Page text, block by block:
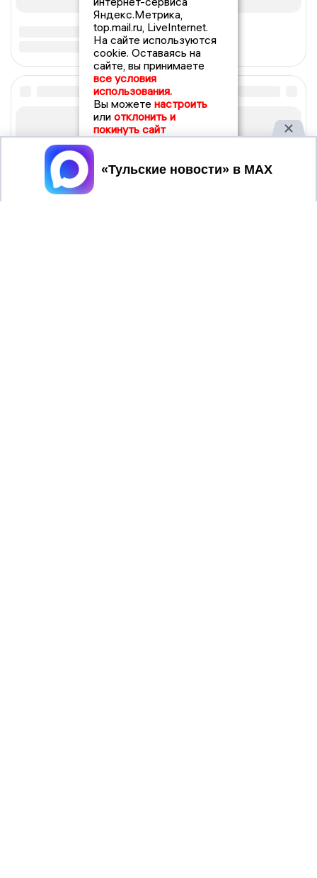
Яндекс.Метрика,
top.mail.ru, LiveInternet.
На сайте используются
cookie. Оставаясь на
сайте, вы принимаете
все условия
использования.
Вы можете настроить
или отклонить и
покинуть сайт
Принять